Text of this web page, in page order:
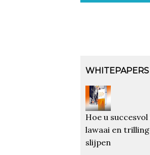
WHITEPAPERS
Hoe u
lawaai en
slijpen